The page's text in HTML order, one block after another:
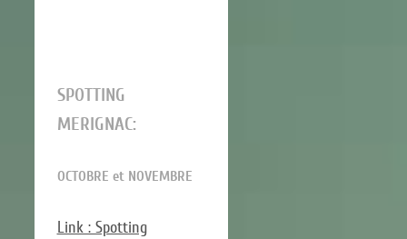
SPOTTING
MERIGNAC:
OCTOBRE et NOVEMBRE
Link : Spotting